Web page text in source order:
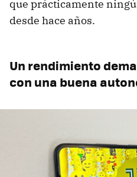
que prácticamente
desde hace años.
Un rendimiento
con una buena